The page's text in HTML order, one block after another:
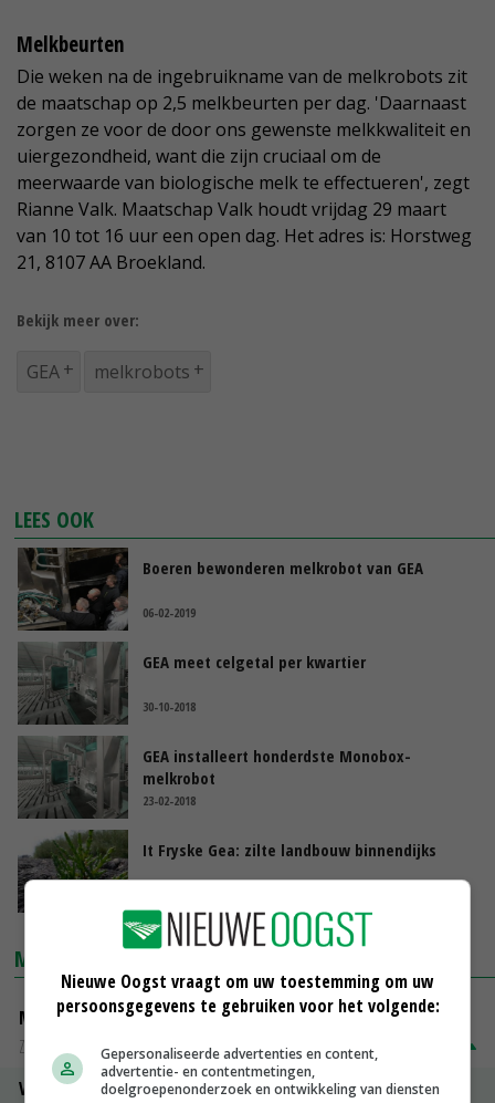
Melkbeurten
Die weken na de ingebruikname van de melkrobots zit
de maatschap op 2,5 melkbeurten per dag. 'Daarnaast
zorgen ze voor de door ons gewenste melkkwaliteit en
uiergezondheid, want die zijn cruciaal om de
meerwaarde van biologische melk te effectueren', zegt
Rianne Valk. Maatschap Valk houdt vrijdag 29 maart
van 10 tot 16 uur een open dag. Het adres is: Horstweg
21, 8107 AA Broekland.
Bekijk meer over:
GEA melkrobots
LEES OOK
Boeren bewonderen melkrobot van GEA
06-02-2019
GEA meet celgetal per kwartier
30-10-2018
GEA installeert honderdste Monobox-
melkrobot
23-02-2018
It Fryske Gea: zilte landbouw binnendijks
MARKTPRIJZEN
Magere melkpoeder
Zuivel weekprijzen
€ 269,00
Volle melkpoeder
Nieuwe Oogst vraagt om uw toestemming om uw
persoonsgegevens te gebruiken voor het volgende:
Gepersonaliseerde advertenties en content,
advertentie- en contentmetingen,
doelgroepenonderzoek en ontwikkeling van diensten